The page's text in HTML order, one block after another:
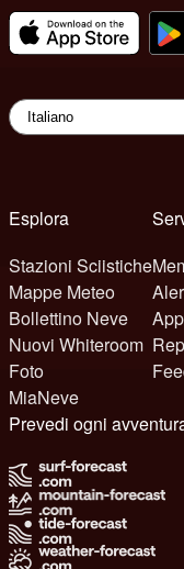
Esplora
Stazioni Sciistiche
Mappe Meteo
Bollettino Neve
Nuovi Whiteroom
Foto
MiaNeve
Prevedi ogni